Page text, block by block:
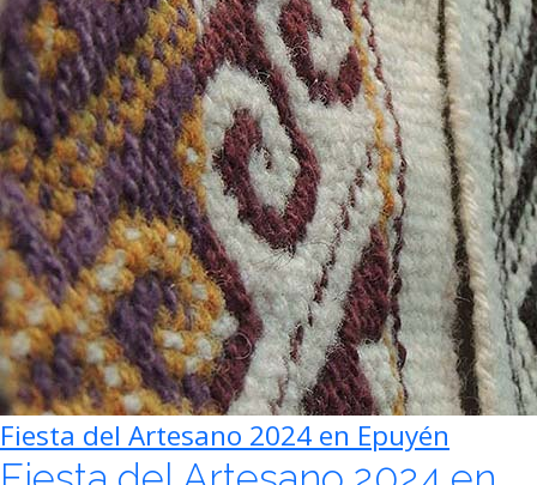
Fiesta del Artesano 2024 en Epuyén